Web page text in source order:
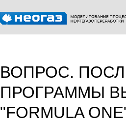
ВОПРОС.
ПРОГРАММЫ
"FORMULA